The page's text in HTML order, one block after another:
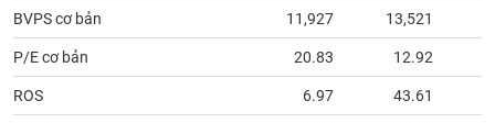
BVPS cơ bản 11,927 13,521
P/E cơ bản 20.83 12.92
ROS 6.97 43.61